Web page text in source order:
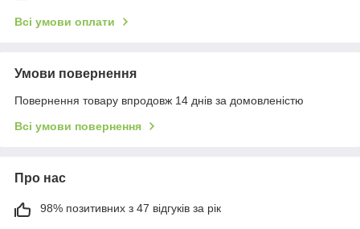
Всі умови оплати
Умови повернення
Повернення товару впродовж 14 днів за домовленістю
Всі умови повернення
Про нас
98% позитивних з 47 відгуків за рік